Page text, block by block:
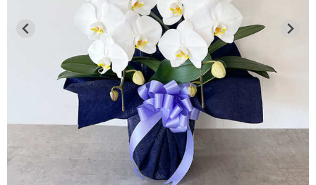
●通常商品（胡蝶蘭の鉢物等）
8月12日 お昼12：00迄